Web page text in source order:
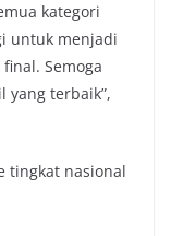
kategori
untuk menjadi
Semoga
yang terbaik”,
tingkat nasional